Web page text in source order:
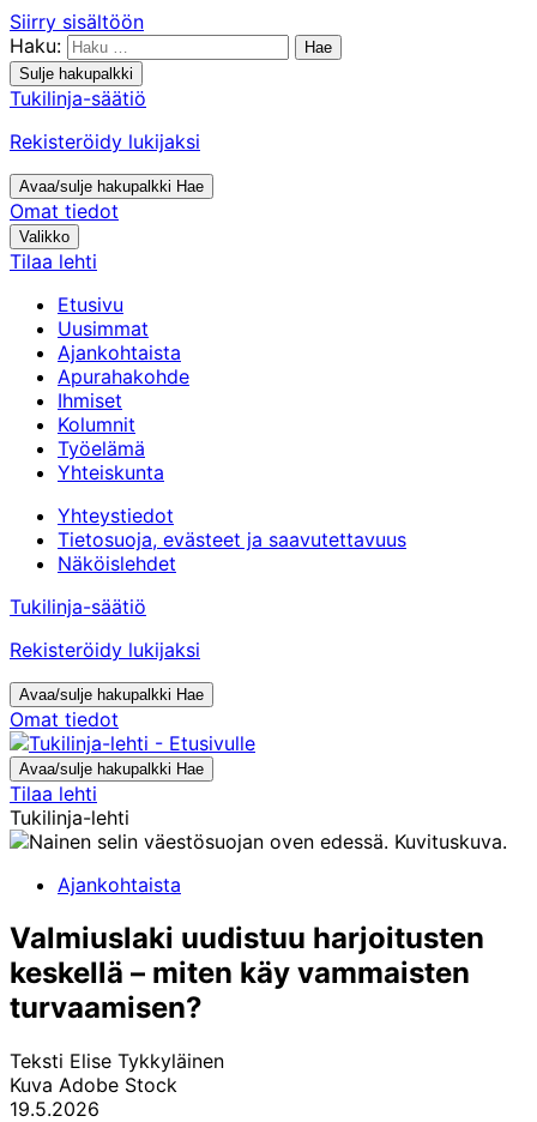
Siirry sisältöön
Haku:
Sulje hakupalkki
Tukilinja-säätiö
Rekisteröidy lukijaksi
Avaa/sulje hakupalkki Hae
Omat tiedot
Valikko
Tilaa lehti
Etusivu
Uusimmat
Ajankohtaista
Apurahakohde
Ihmiset
Kolumnit
Työelämä
Yhteiskunta
Yhteystiedot
Tietosuoja, evästeet ja saavutettavuus
Näköislehdet
Tukilinja-säätiö
Rekisteröidy lukijaksi
Avaa/sulje hakupalkki Hae
Omat tiedot
Avaa/sulje hakupalkki Hae
Tilaa lehti
Tukilinja-lehti
Ajankohtaista
Valmiuslaki uudistuu harjoitusten
keskellä – miten käy vammaisten
turvaamisen?
Teksti Elise Tykkyläinen
Kuva Adobe Stock
19.5.2026